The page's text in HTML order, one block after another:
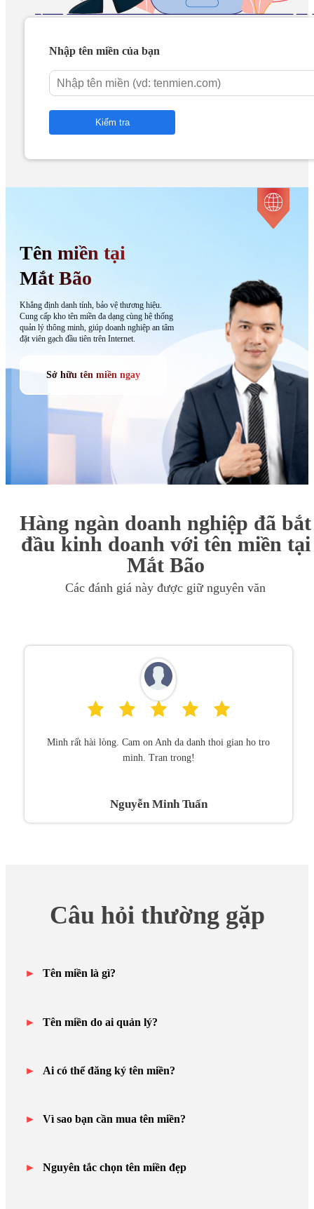
Nhập tên miền của bạn
Tên miền tại
Mắt Bão
Khẳng định danh tính, bảo vệ thương hiệu.
Cung cấp kho tên miền đa dạng cùng hệ thống
quản lý thông minh, giúp doanh nghiệp an tâm
đặt viên gạch đầu tiên trên Internet.
Sở hữu tên miền ngay
Hàng ngàn doanh nghiệp đã bắt
đầu kinh doanh với tên miền tại
Mắt Bão
Các đánh giá này được giữ nguyên văn
Minh rất hài lòng. Cam on Anh da danh thoi gian ho tro
minh. Tran trong!
Nguyễn Minh Tuấn
Câu hỏi thường gặp
Tên miền là gì?
Tên miền do ai quản lý?
Ai có thể đăng ký tên miền?
Vì sao bạn cần mua tên miền?
Nguyên tắc chọn tên miền đẹp